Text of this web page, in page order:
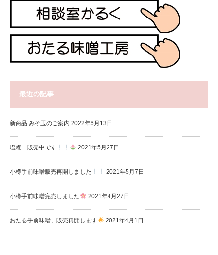
最近の記事
新商品 みそ玉のご案内 2022年6月13日
塩糀 販売中です 2021年5月27日
小樽手前味噌販売再開しました 2021年5月7日
小樽手前味噌完売しました 2021年4月27日
おたる手前味噌、販売再開します 2021年4月1日